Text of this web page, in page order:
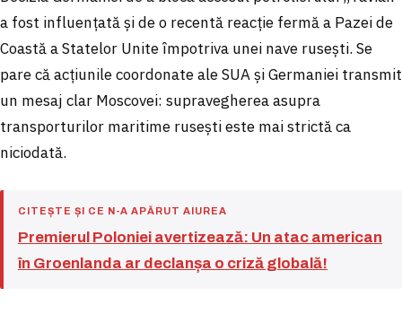
a fost influențată și de o recentă reacție fermă a Pazei de
Coastă a Statelor Unite împotriva unei nave rusești. Se
pare că acțiunile coordonate ale SUA și Germaniei transmit
un mesaj clar Moscovei: supravegherea asupra
transporturilor maritime rusești este mai strictă ca
niciodată.
CITEȘTE ȘI CE N-A APĂRUT AIUREA
Premierul Poloniei avertizează: Un atac american
în Groenlanda ar declanșa o criză globală!